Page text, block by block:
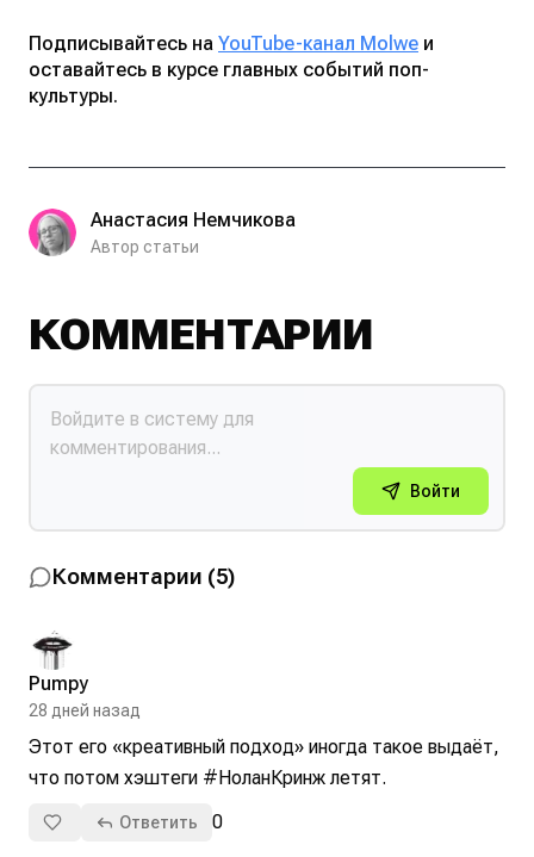
Подписывайтесь на YouTube-канал Molwe и
оставайтесь в курсе главных событий поп-
культуры.
Анастасия Немчикова
Автор статьи
КОММЕНТАРИИ
Войти
Комментарии (5)
Pumpy
28 дней назад
Этот его «креативный подход» иногда такое выдаёт,
что потом хэштеги #НоланКринж летят.
Ответить 0